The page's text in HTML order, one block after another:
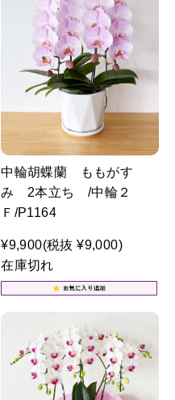
中輪胡蝶蘭 ももがす
み 2本立ち /中輪２
Ｆ/P1164
¥9,900(税抜 ¥9,000)
在庫切れ